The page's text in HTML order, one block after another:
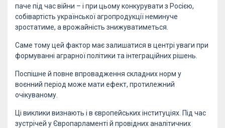
паче під час війни – і при цьому конкурувати з Росією,
собівартість української агропродукції неминуче
зростатиме, а врожайність знижуватиметься.
Саме тому цей фактор має залишатися в центрі уваги при
формуванні аграрної політики та інтеграційних рішень.
Поспішне й повне впровадження складних норм у
воєнний період може мати ефект, протилежний
очікуваному.
Ці виклики визнають і в європейських інституціях. Під час
зустрічей у Європарламенті й провідних аналітичних